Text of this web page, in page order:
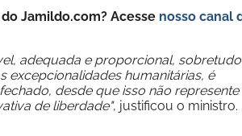
Jamildo.com? Acesse nosso canal
adequada e proporcional, sobretudo
excepcionalidades humanitárias, é
desde que isso não represente
de liberdade", justificou o ministro.